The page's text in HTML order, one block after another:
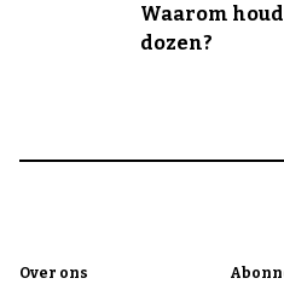
Waarom
dozen?
Over ons